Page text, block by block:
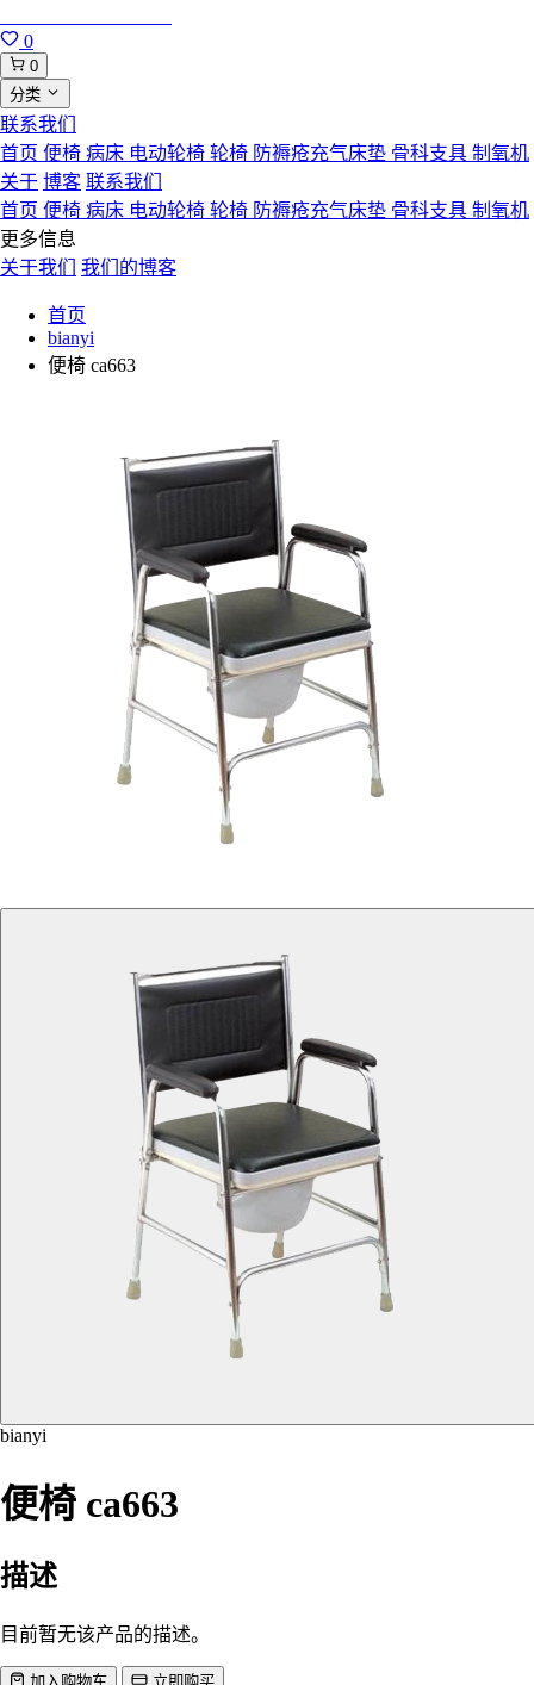
0
0
分类
联系我们
首页 便椅 病床 电动轮椅 轮椅 防褥疮充气床垫 骨科支具 制氧机
关于 博客 联系我们
首页 便椅 病床 电动轮椅 轮椅 防褥疮充气床垫 骨科支具 制氧机
更多信息
关于我们
我们的博客
首页
bianyi
便椅 ca663
bianyi
便椅 ca663
描述
目前暂无该产品的描述。